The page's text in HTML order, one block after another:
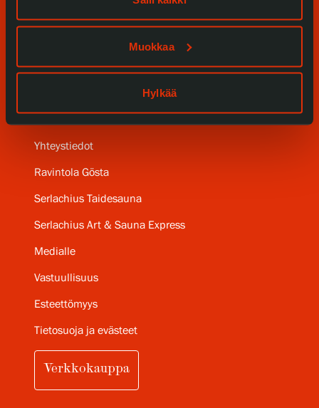
Muokkaa
Hylkää
Kokoelmat ja museo
SERLACHIUS+
Yhteystiedot
Ravintola Gösta
Serlachius Taidesauna
Serlachius Art & Sauna Express
Medialle
Vastuullisuus
Esteettömyys
Tietosuoja ja evästeet
Verkkokauppa